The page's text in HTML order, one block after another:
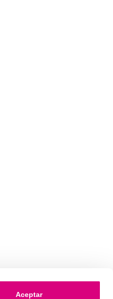
Aceptar